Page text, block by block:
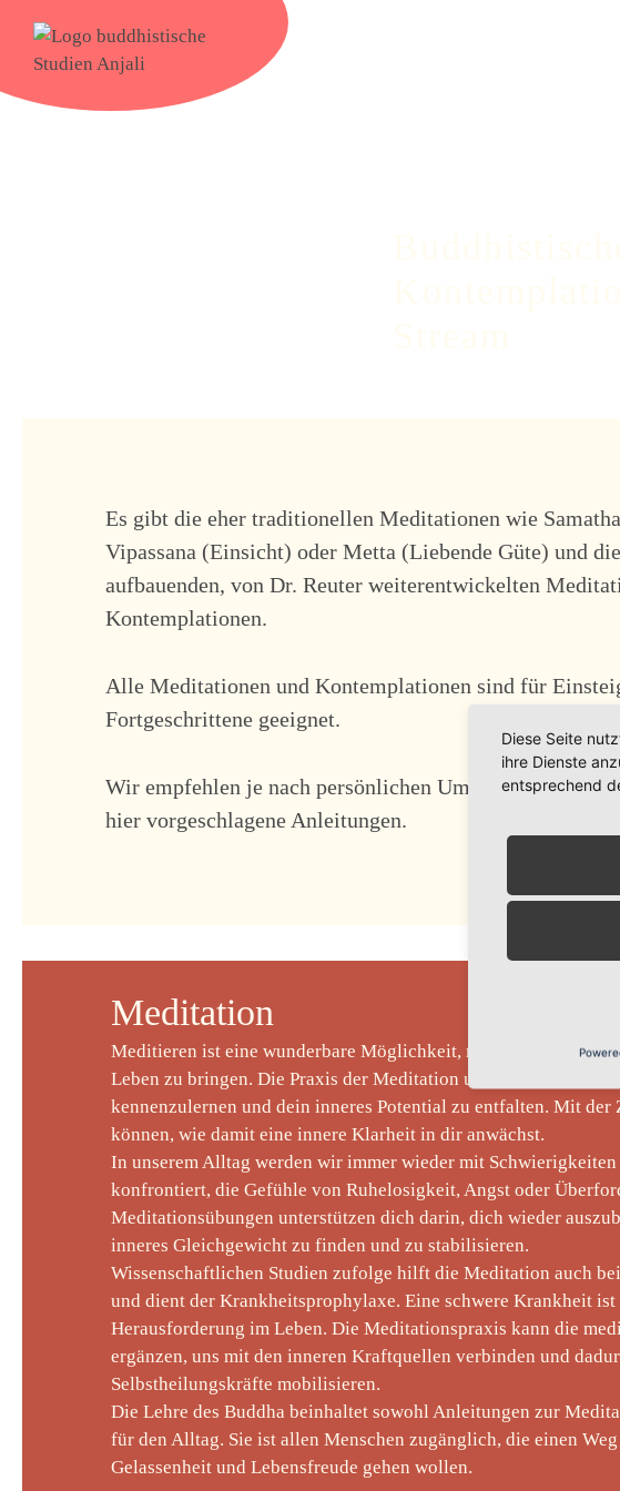
Es gibt die eher traditionellen Meditationen wie
Vipassana (Einsicht) oder Metta (Liebende Güte) und
aufbauenden, von Dr. Reuter weiterentwickelten
Kontemplationen.
Alle Meditationen und Kontemplationen sind für
Fortgeschrittene geeignet.
Wir empfehlen je nach persönlichen Umständen und
hier vorgeschlagene Anleitungen.
Meditation
Meditieren ist eine wunderbare Möglichkeit, mehr Freude und
Leben zu bringen. Die Praxis der Meditation unterstützt dich
kennenzulernen und dein inneres Potential zu entfalten. Mit der
können, wie damit eine innere Klarheit in dir anwächst.
In unserem Alltag werden wir immer wieder mit Schwierigkeiten
konfrontiert, die Gefühle von Ruhelosigkeit, Angst oder
Meditationsübungen unterstützen dich darin, dich wieder
inneres Gleichgewicht zu finden und zu stabilisieren.
Wissenschaftlichen Studien zufolge hilft die Meditation auch
und dient der Krankheitsprophylaxe. Eine schwere Krankheit ist
Herausforderung im Leben. Die Meditationspraxis kann die
ergänzen, uns mit den inneren Kraftquellen verbinden und
Selbstheilungskräfte mobilisieren.
Die Lehre des Buddha beinhaltet sowohl Anleitungen zur
für den Alltag. Sie ist allen Menschen zugänglich, die einen
Gelassenheit und Lebensfreude gehen wollen.
Diese Seite
ihre Dienste
entsprechend